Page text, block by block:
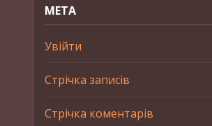
МЕТА
Увійти
Стрічка записів
Стрічка коментарів